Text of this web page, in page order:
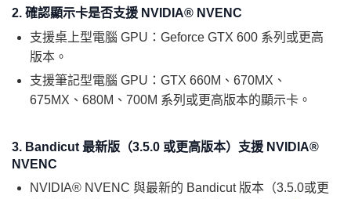
2. 確認顯示卡是否支援 NVIDIA® NVENC
支援桌上型電腦 GPU：Geforce GTX 600 系列或更高
版本。
支援筆記型電腦 GPU：GTX 660M、670MX、
675MX、680M、700M 系列或更高版本的顯示卡。
3. Bandicut 最新版（3.5.0 或更高版本）支援 NVIDIA®
NVENC
NVIDIA® NVENC 與最新的 Bandicut 版本（3.5.0或更